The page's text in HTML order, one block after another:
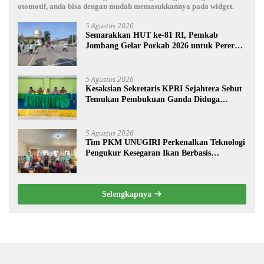
otomotif, anda bisa dengan mudah memasukkannya pada widget.
5 Agustus 2026
Semarakkan HUT ke-81 RI, Pemkab
Jombang Gelar Porkab 2026 untuk Pererat
5 Agustus 2026
Kesaksian Sekretaris KPRI Sejahtera Sebut
Temukan Pembukuan Ganda Diduga
5 Agustus 2026
Tim PKM UNUGIRI Perkenalkan Teknologi
Pengukur Kesegaran Ikan Berbasis
Selengkapnya